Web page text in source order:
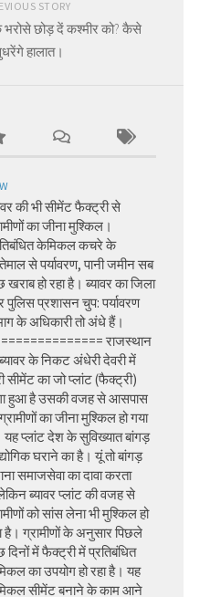
STORY
भरोसे छोड़ दें कश्मीर को? कैसे
हालात।
की भी सीमेंट फैक्ट्री से
का जीना मुश्किल।
केमिकल कचरे के
से पर्यावरण, पानी जमीन सब
हो रहा है। ब्यावर का जिला
प्रशासन चुप: पर्यावरण
के अधिकारी तो अंधे हैं।
राजस्थान
के निकट अंधेरी देवरी में
सीमेंट का जो प्लांट (फैक्ट्री)
हुआ है उसकी वजह से आसपास
का जीना मुश्किल हो गया
प्लांट देश के सुविख्यात बांगड़
घराने का है। यूं तो बांगड़
समाजसेवा का दावा करता
ब्यावर प्लांट की वजह से
को सांस लेना भी मुश्किल हो
है। ग्रामीणों के अनुसार पिछले
में फैक्ट्री में प्रतिबंधित
का उपयोग हो रहा है। यह
सीमेंट बनाने के काम आने